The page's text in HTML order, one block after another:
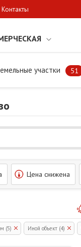
Контакты
участки 51
Цена снижена
(5) Иной объект (4)